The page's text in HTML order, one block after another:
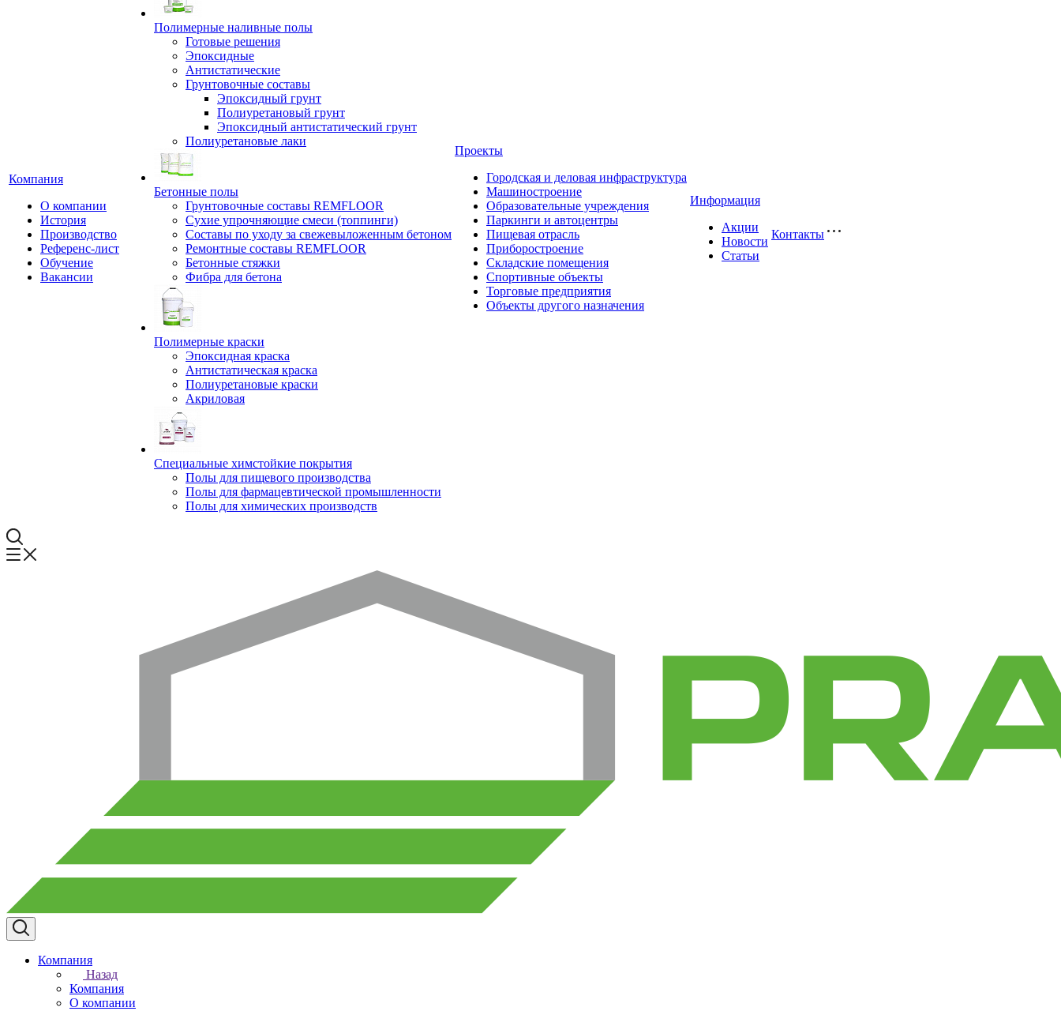
Компания
О компании
История
Производство
Референс-лист
Обучение
Вакансии
Полимерные наливные полы
Готовые решения
Эпоксидные
Антистатические
Грунтовочные составы
Эпоксидный грунт
Полиуретановый грунт
Эпоксидный антистатический грунт
Полиуретановые лаки
Бетонные полы
Грунтовочные составы REMFLOOR
Сухие упрочняющие смеси (топпинги)
Составы по уходу за свежевыложенным бетоном
Ремонтные составы REMFLOOR
Бетонные стяжки
Фибра для бетона
Полимерные краски
Эпоксидная краска
Антистатическая краска
Полиуретановые краски
Акриловая
Специальные химстойкие покрытия
Полы для пищевого производства
Полы для фармацевтической промышленности
Полы для химических производств
Проекты
Городская и деловая инфраструктура
Машиностроение
Образовательные учреждения
Паркинги и автоцентры
Пищевая отрасль
Приборостроение
Складские помещения
Спортивные объекты
Торговые предприятия
Объекты другого назначения
Информация
Акции
Новости
Статьи
Контакты
Компания
Назад
Компания
О компании